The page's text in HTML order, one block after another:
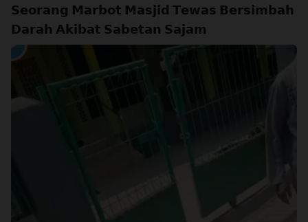
𝗦𝗲𝗼𝗿𝗮𝗻𝗴 𝗠𝗮𝗿𝗯𝗼𝘁 𝗠𝗮𝘀𝗷𝗶𝗱 𝗧𝗲𝘄𝗮𝘀 𝗕𝗲𝗿𝘀𝗶𝗺𝗯𝗮𝗵
𝗗𝗮𝗿𝗮𝗵 𝗔𝗸𝗶𝗯𝗮𝘁 𝗦𝗮𝗯𝗲𝘁𝗮𝗻 𝗦𝗮𝗷𝗮𝗺